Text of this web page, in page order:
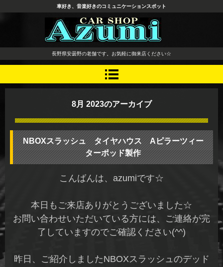
長野県 安曇野市 タイヤ ホ
イール デッドニング カーオ
ーディオ レカロシート
車好き、音楽好きのコミュニケーションスポット
長野県安曇野の老舗です。お気軽に御来店ください☆
8月 2023のアーカイブ
NBOXスラッシュ タイヤハウス Aピラーツィー
ターポッド製作
こんばんは、azumiです☆
本日もご来店ありがとうございました☆
お問い合わせいただいている方には、ご連絡が完
了していますのでご確認ください(^^)
昨日、ご紹介しましたNBOXスラッシュのデッド